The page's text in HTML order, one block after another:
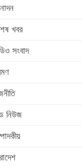
খবর
সংবাদ
নিউজ